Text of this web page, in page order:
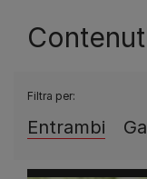
Filtra per:
Entrambi